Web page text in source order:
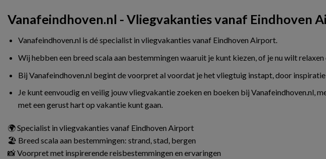
Vanafeindhoven.nl - Vliegvakanties vanaf Eindhoven
Vanafeindhoven.nl is dé specialist in vliegvakanties vanaf Eindhoven Airport.
Wij hebben een breed scala aan bestemmingen waaruit je kunt kiezen, of je nu wilt
Bij Vanafeindhoven.nl begint de voorpret al voordat je het vliegtuig instapt, door
Je kunt eenvoudig en veilig jouw vliegvakantie zoeken en boeken bij
met een gerust hart op vakantie kunt gaan.
🌍 Specialist in vliegvakanties vanaf Eindhoven Airport
🏖️ Breed scala aan bestemmingen: strand, stad, bergen
📸 Voorpret met inspirerende reisbestemmingen en ervaringen